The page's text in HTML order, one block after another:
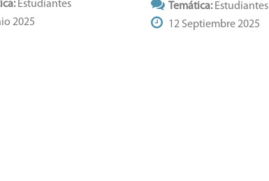
Estudiantes
2025
Temática:Estudiantes
12 Septiembre 2025